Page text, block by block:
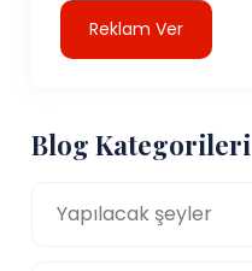
Reklam Ver
Blog Kategorileri
Yapılacak şeyler